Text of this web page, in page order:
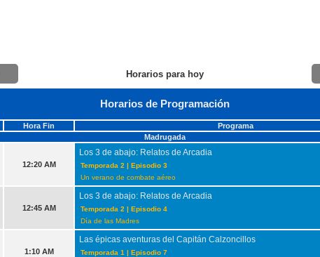
Horarios para hoy
Horarios de Programación
Hora Fin
Programa
Madrugada
12:20 AM
Los 3 de abajo: Relatos de Arcadia
Temporada 2 | Episodio 3
Un verano de combate aéreo
12:45 AM
Los 3 de abajo: Relatos de Arcadia
Temporada 2 | Episodio 4
Día de las Madres
1:10 AM
Las épicas aventuras del Capitán Calzoncillos
Temporada 1 | Episodio 7